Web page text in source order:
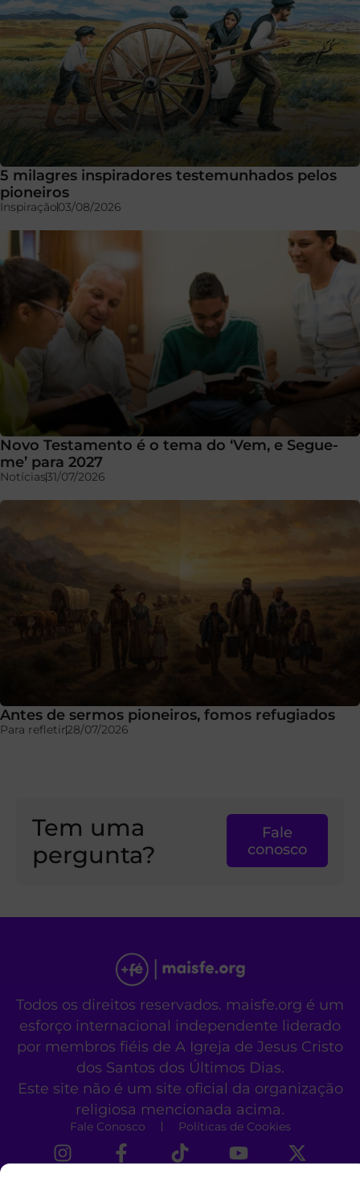
5 milagres inspiradores testemunhados pelos
pioneiros
Inspiração03/08/2026
Novo Testamento é o tema do ‘Vem, e Segue-
me’ para 2027
Notícias31/07/2026
Antes de sermos pioneiros, fomos refugiados
Para refletir28/07/2026
Tem uma
pergunta?
Fale
conosco
Todos os direitos reservados. maisfe.org é um
esforço internacional independente liderado
por membros fiéis de A Igreja de Jesus Cristo
dos Santos dos Últimos Dias.
Este site não é um site oficial da organização
religiosa mencionada acima.
Fale Conosco Políticas de Cookies